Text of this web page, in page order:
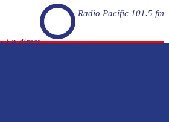
Radio Pacific 101.5 fm
En direct